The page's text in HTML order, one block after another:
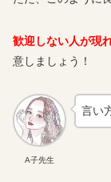
歓迎しない人が現
意しましょう！
A子先生
言い